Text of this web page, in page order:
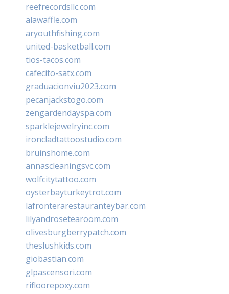
reefrecordsllc.com
alawaffle.com
aryouthfishing.com
united-basketball.com
tios-tacos.com
cafecito-satx.com
graduacionviu2023.com
pecanjackstogo.com
zengardendayspa.com
sparklejewelryinc.com
ironcladtattoostudio.com
bruinshome.com
annascleaningsvc.com
wolfcitytattoo.com
oysterbayturkeytrot.com
lafronterarestauranteybar.com
lilyandrosetearoom.com
olivesburgberrypatch.com
theslushkids.com
giobastian.com
glpascensori.com
rifloorepoxy.com